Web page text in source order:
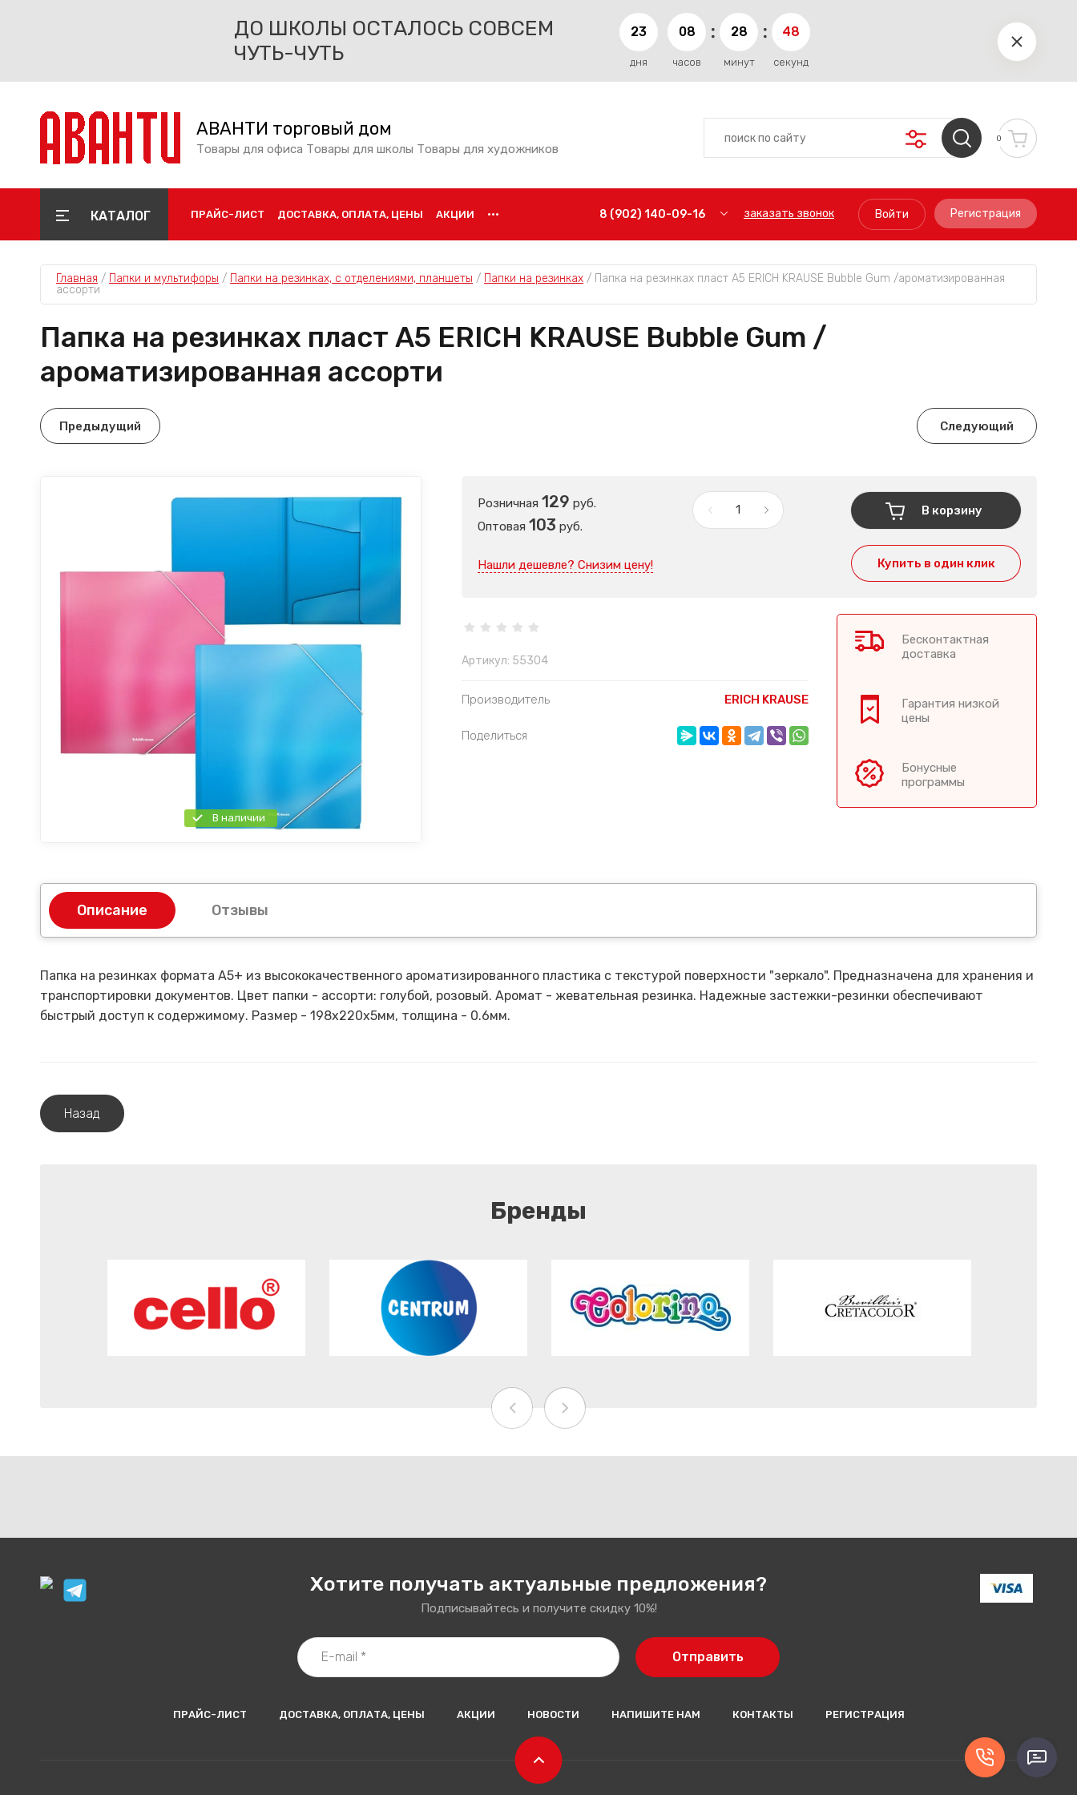
ДО ШКОЛЫ ОСТАЛОСЬ СОВСЕМ
ЧУТЬ-ЧУТЬ
23
дня
08
часов
28
минут
48
секунд
АВАНТИ торговый дом
Товары для офиса Товары для школы Товары для художников
0
КАТАЛОГ ПРАЙС-ЛИСТ ДОСТАВКА, ОПЛАТА, ЦЕНЫ АКЦИИ ••• 8 (902) 140-09-16 заказать звонок Войти Регистрация
Главная / Папки и мультифоры / Папки на резинках, с отделениями, планшеты / Папки на резинках / Папка на резинках пласт А5 ERICH KRAUSE Bubble Gum /ароматизированная
ассорти
Папка на резинках пласт А5 ERICH KRAUSE Bubble Gum /
ароматизированная ассорти
Предыдущий Следующий
В наличии
Розничная 129 руб.
Оптовая 103 руб.
В корзину
Купить в один клик
Нашли дешевле? Снизим цену!
Артикул: 55304
Производитель ERICH KRAUSE
Поделиться
Бесконтактная
доставка
Гарантия низкой
цены
Бонусные
программы
Описание Отзывы
Папка на резинках формата А5+ из высококачественного ароматизированного пластика с текстурой поверхности "зеркало". Предназначена для хранения и
транспортировки документов. Цвет папки - ассорти: голубой, розовый. Аромат - жевательная резинка. Надежные застежки-резинки обеспечивают
быстрый доступ к содержимому. Размер - 198х220х5мм, толщина - 0.6мм.
Назад
Бренды
Хотите получать актуальные предложения?
Подписывайтесь и получите скидку 10%!
Отправить
ПРАЙС-ЛИСТ ДОСТАВКА, ОПЛАТА, ЦЕНЫ АКЦИИ НОВОСТИ НАПИШИТЕ НАМ КОНТАКТЫ РЕГИСТРАЦИЯ